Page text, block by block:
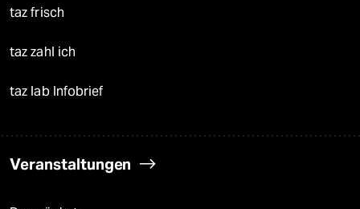
taz frisch
taz zahl ich
taz lab Infobrief
Veranstaltungen